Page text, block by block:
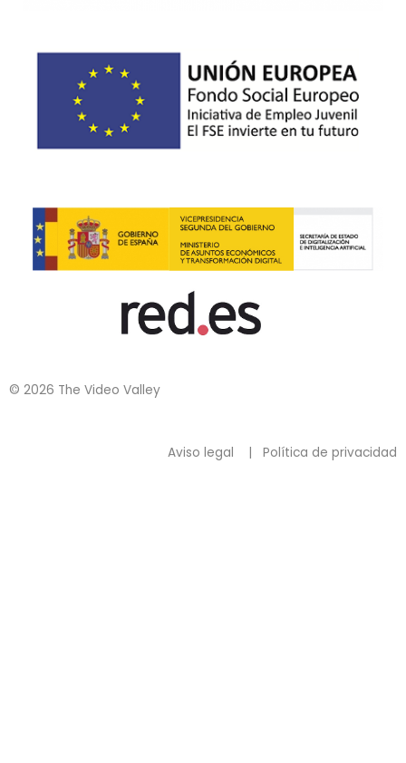
© 2026 The Video Valley
Aviso legal | Política de privacidad